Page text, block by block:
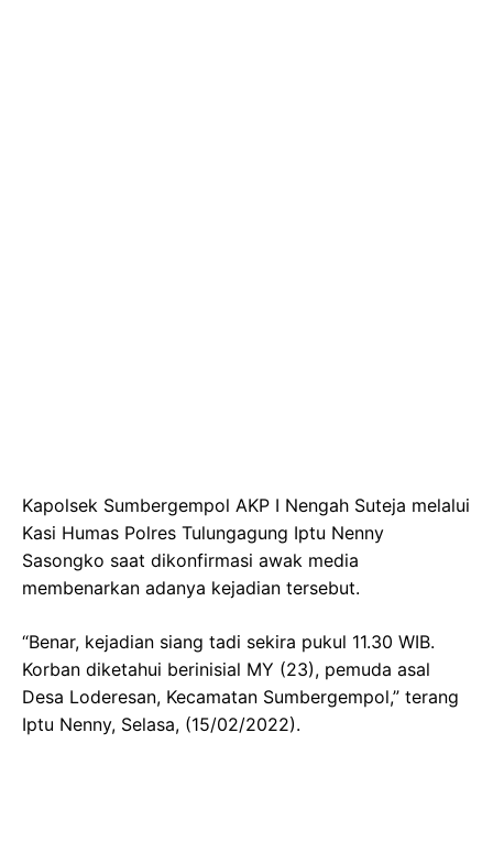
Kapolsek Sumbergempol AKP I Nengah Suteja melalui
Kasi Humas Polres Tulungagung Iptu Nenny
Sasongko saat dikonfirmasi awak media
membenarkan adanya kejadian tersebut.
“Benar, kejadian siang tadi sekira pukul 11.30 WIB.
Korban diketahui berinisial MY (23), pemuda asal
Desa Loderesan, Kecamatan Sumbergempol,” terang
Iptu Nenny, Selasa, (15/02/2022).